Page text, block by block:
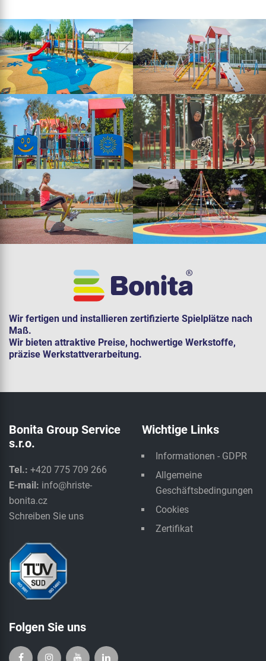
Wir fertigen und installieren zertifizierte Spielplätze nach
Maß.
Wir bieten attraktive Preise, hochwertige Werkstoffe,
präzise Werkstattverarbeitung.
Bonita Group Service
s.r.o.
Tel.: +420 775 709 266
E-mail: info@hriste-
bonita.cz
Schreiben Sie uns
Wichtige Links
Informationen - GDPR
Allgemeine
Geschäftsbedingungen
Cookies
Zertifikat
Folgen Sie uns